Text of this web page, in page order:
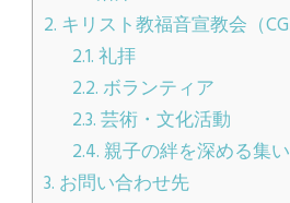
2. キリスト教福音宣教会（
2.1.礼拝
2.2. ボランティア
2.3.芸術・文化活動
2.4.親子の絆を深める集い
3. お問い合わせ先